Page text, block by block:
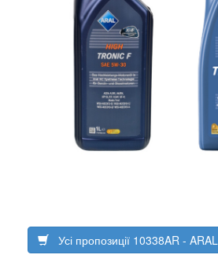
Усі пропозиції 10338AR - ARAL